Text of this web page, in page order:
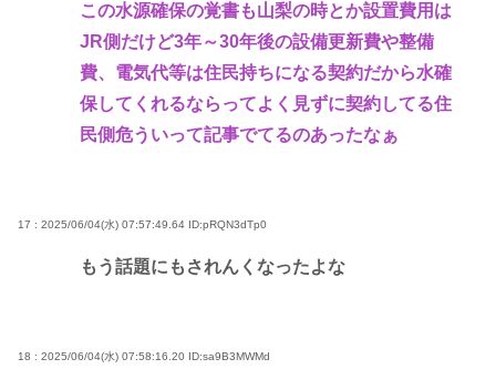
この水源確保の覚書も山梨の時とか設置費用は
JR側だけど3年～30年後の設備更新費や整備
費、電気代等は住民持ちになる契約だから水確
保してくれるならってよく見ずに契約してる住
民側危ういって記事でてるのあったなぁ
17 : 2025/06/04(水) 07:57:49.64 ID:pRQN3dTp0
もう話題にもされんくなったよな
18 : 2025/06/04(水) 07:58:16.20 ID:sa9B3MWMd